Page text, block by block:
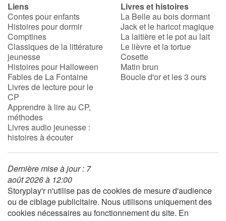
Liens
Contes pour enfants
Histoires pour dormir
Comptines
Classiques de la littérature
jeunesse
Histoires pour Halloween
Fables de La Fontaine
Livres de lecture pour le
CP
Apprendre à lire au CP,
méthodes
Livres audio jeunesse :
histoires à écouter
Livres et histoires
La Belle au bois dormant
Jack et le haricot magique
La laitière et le pot au lait
Le lièvre et la tortue
Cosette
Matin brun
Boucle d'or et les 3 ours
Dernière mise à jour : 7
août 2026 à 12:00
Storyplay'r n'utilise pas de cookies de mesure d'audience
ou de ciblage publicitaire. Nous utilisons uniquement des
cookies nécessaires au fonctionnement du site. En